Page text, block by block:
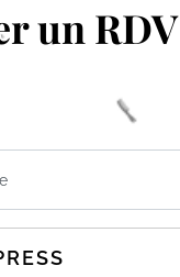
un RDV